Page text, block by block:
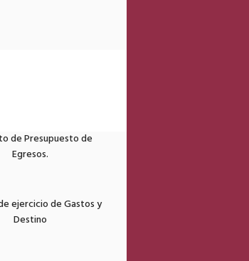
de Presupuesto de
Egresos.
ejercicio de Gastos y
Destino